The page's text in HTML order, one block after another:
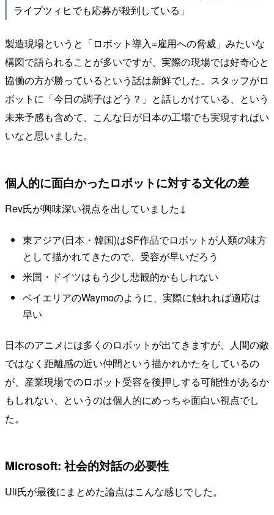
ライプツィヒでも応募が殺到している」
製造現場というと「ロボット導入=雇用への脅威」みたいな
構図で語られることが多いですが、実際の現場では好奇心と
協働の方が勝っているという話は新鮮でした。スタッフがロ
ボットに「今日の調子はどう？」と話しかけている、という
未来予感も含めて、こんな日が日本の工場でも実現すればい
いなと思いました。
個人的に面白かったロボットに対する文化の差
Rev氏が興味深い視点を出していました↓
東アジア(日本・韓国)はSF作品でロボットが人類の味方
として描かれてきたので、受容が早いだろう
米国・ドイツはもう少し悲観的かもしれない
ベイエリアのWaymoのように、実際に触れれば適応は
早い
日本のアニメには多くのロボットが出てきますが、人間の敵
ではなく距離感の近い仲間という描かれかたをしているの
が、産業現場でのロボット受容を後押しする可能性があるか
もしれない、というのは個人的にめっちゃ面白い視点でし
た。
Microsoft: 社会的対話の必要性
Uli氏が最後にまとめた論点はこんな感じでした。